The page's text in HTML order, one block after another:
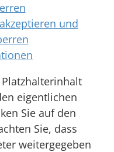
und
eigentlichen
Sie auf den
Sie, dass
weitergegeben